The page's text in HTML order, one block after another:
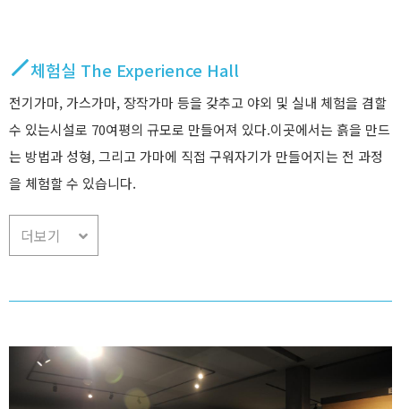
체험실 The Experience Hall
전기가마, 가스가마, 장작가마 등을 갖추고 야외 및 실내 체험을 겸할
수 있는시설로 70여평의 규모로 만들어져 있다.이곳에서는 흙을 만드
는 방법과 성형, 그리고 가마에 직접 구워자기가 만들어지는 전 과정
을 체험할 수 있습니다.
더보기